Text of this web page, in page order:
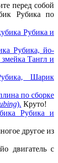
перед собой
Рубика по
Рубика и
Рубика, йо-
Тангл и
Шарик
по сборке
). Круто!
Рубика и
другое из
двигатель с